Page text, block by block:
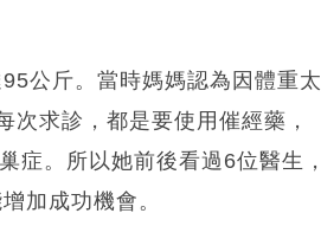
公斤。當時媽媽認為因體重太
求診，都是要使用催經藥，
症。所以她前後看過6位醫生，
加成功機會。